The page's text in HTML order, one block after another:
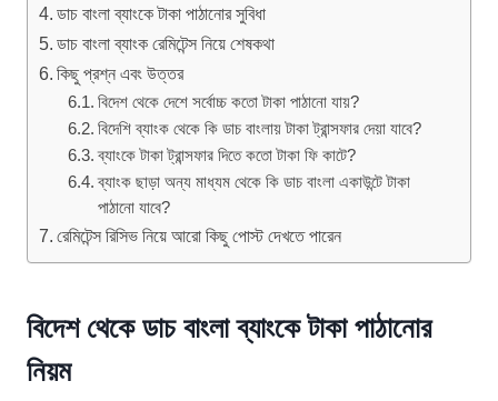
ডাচ বাংলা ব্যাংকে টাকা পাঠানোর সুবিধা
ডাচ বাংলা ব্যাংক রেমিটেন্স নিয়ে শেষকথা
কিছু প্রশ্ন এবং উত্তর
বিদেশ থেকে দেশে সর্বোচ্চ কতো টাকা পাঠানো যায়?
বিদেশি ব্যাংক থেকে কি ডাচ বাংলায় টাকা ট্রান্সফার দেয়া যাবে?
ব্যাংকে টাকা ট্রান্সফার দিতে কতো টাকা ফি কাটে?
ব্যাংক ছাড়া অন্য মাধ্যম থেকে কি ডাচ বাংলা একাউন্টে টাকা
পাঠানো যাবে?
রেমিটেন্স রিসিভ নিয়ে আরো কিছু পোস্ট দেখতে পারেন
বিদেশ থেকে ডাচ বাংলা ব্যাংকে টাকা পাঠানোর
নিয়ম